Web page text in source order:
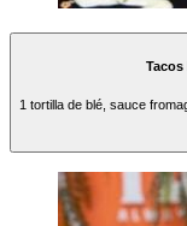
Tacos
1 tortilla de blé, sauce